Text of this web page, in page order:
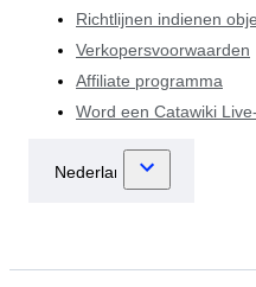
Richtlijnen indienen
Verkopersvoorwaarden
Affiliate programma
Word een Catawiki